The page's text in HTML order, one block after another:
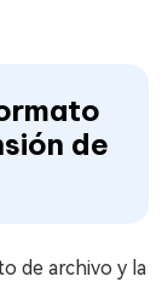
de
de archivo y la